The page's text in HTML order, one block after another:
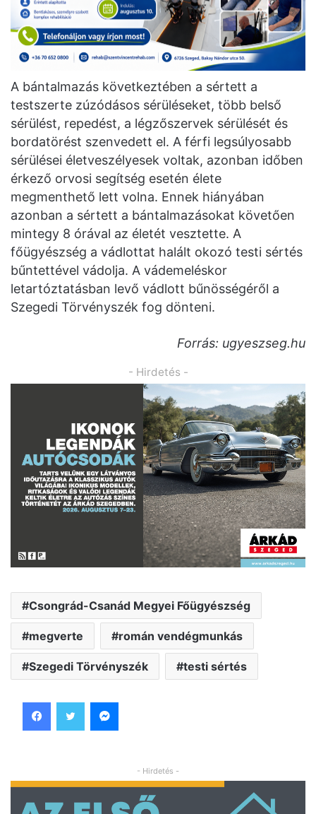
A bántalmazás következtében a sértett a
testszerte zúzódásos sérüléseket, több belső
sérülést, repedést, a légzőszervek sérülését és
bordatörést szenvedett el. A férfi legsúlyosabb
sérülései életveszélyesek voltak, azonban időben
érkező orvosi segítség esetén élete
megmenthető lett volna. Ennek hiányában
azonban a sértett a bántalmazásokat követően
mintegy 8 órával az életét vesztette. A
főügyészség a vádlottat halált okozó testi sértés
bűntettével vádolja. A vádemeléskor
letartóztatásban levő vádlott bűnösségéről a
Szegedi Törvényszék fog dönteni.
Forrás: ugyeszseg.hu
- Hirdetés -
Csongrád-Csanád Megyei Főügyészség
megverte román vendégmunkás
Szegedi Törvényszék testi sértés
- Hirdetés -